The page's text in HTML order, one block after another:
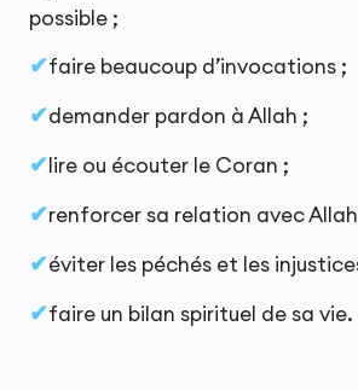
possible ;
faire beaucoup d’invocations ;
demander pardon à Allah ;
lire ou écouter le Coran ;
renforcer sa relation avec
éviter les péchés et les
faire un bilan spirituel de sa vie.